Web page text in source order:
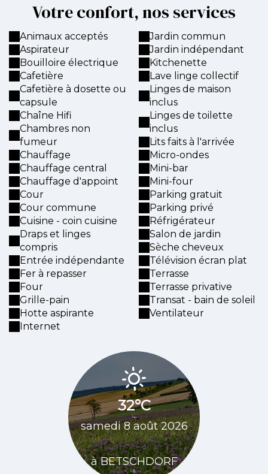
Votre confort, nos services
Animaux acceptés
Aspirateur
Bouilloire électrique
Cafetière
Cafetière à dosette ou
capsule
Chaîne Hifi
Chambres non
fumeur
Chauffage
Chauffage central
Chauffage d'appoint
Cour
Cour commune
Cuisine - coin cuisine
Draps et linges
compris
Entrée indépendante
Fer à repasser
Four
Grille-pain
Hotte aspirante
Internet
Jardin commun
Jardin indépendant
Kitchenette
Lave linge collectif
Linges de maison
inclus
Linges de toilette
inclus
Lits faits à l'arrivée
Micro-ondes
Mini-bar
Mini-four
Parking gratuit
Parking privé
Réfrigérateur
Salon de jardin
Sèche cheveux
Télévision écran plat
Terrasse
Terrasse privative
Transat - bain de soleil
Ventilateur
32°C
samedi 8 août 2026
à BETSCHDORF